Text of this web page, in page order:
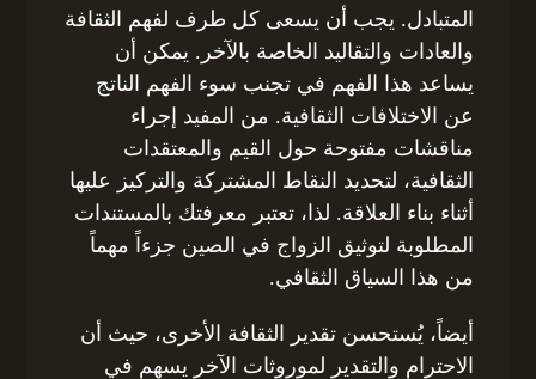
المتبادل. يجب أن يسعى كل طرف لفهم الثقافة
والعادات والتقاليد الخاصة بالآخر. يمكن أن
يساعد هذا الفهم في تجنب سوء الفهم الناتج
عن الاختلافات الثقافية. من المفيد إجراء
مناقشات مفتوحة حول القيم والمعتقدات
الثقافية، لتحديد النقاط المشتركة والتركيز عليها
أثناء بناء العلاقة. لذا، تعتبر معرفتك بالمستندات
المطلوبة لتوثيق الزواج في الصين جزءاً مهماً
من هذا السياق الثقافي.
أيضاً، يُستحسن تقدير الثقافة الأخرى، حيث أن
الاحترام والتقدير لموروثات الآخر يسهم في